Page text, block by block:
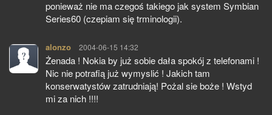
ponieważ nie ma czegoś takiego jak system Symbian
Series60 (czepiam się trminologii).
alonzo pisze:
2004-06-15 14:32
Żenada ! Nokia by już sobie dała spokój z telefonami !
Nic nie potrafią już wymyslić ! Jakich tam
konserwatystów zatrudniają! Pożal sie boże ! Wstyd
mi za nich !!!!